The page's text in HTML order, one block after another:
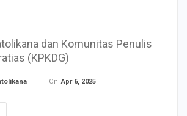
dan Komunitas Penulis
(KPKDG)
On Apr 6, 2025